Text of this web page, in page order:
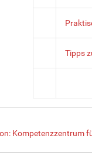
Tipps
Kompetenzzentrum